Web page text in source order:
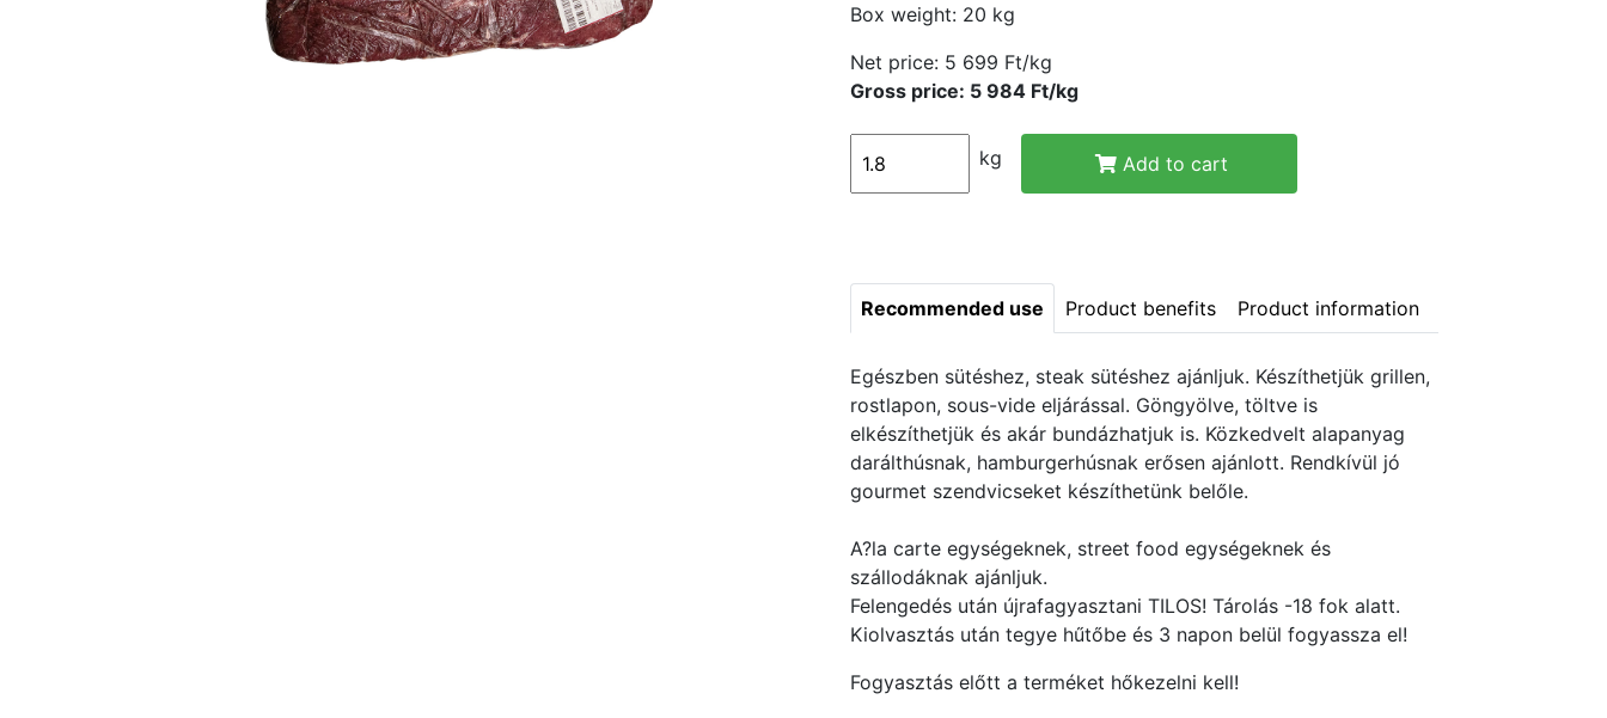
Box weight: 20 kg
Net price: 5 699 Ft/kg
Gross price: 5 984 Ft/kg
kg Add to cart
Recommended use Product benefits Product information
Egészben sütéshez, steak sütéshez ajánljuk. Készíthetjük grillen,
rostlapon, sous-vide eljárással. Göngyölve, töltve is
elkészíthetjük és akár bundázhatjuk is. Közkedvelt alapanyag
darálthúsnak, hamburgerhúsnak erősen ajánlott. Rendkívül jó
gourmet szendvicseket készíthetünk belőle.
A?la carte egységeknek, street food egységeknek és
szállodáknak ajánljuk.
Felengedés után újrafagyasztani TILOS! Tárolás -18 fok alatt.
Kiolvasztás után tegye hűtőbe és 3 napon belül fogyassza el!
Fogyasztás előtt a terméket hőkezelni kell!